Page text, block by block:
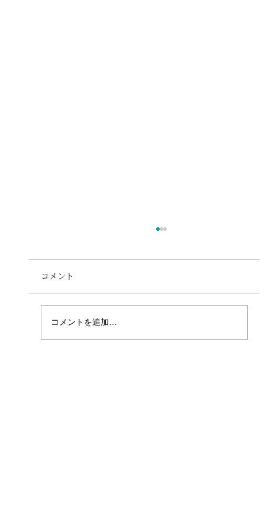
コメント
コメントを追加…